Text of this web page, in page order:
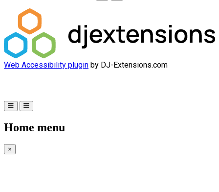
Web Accessibility plugin by DJ-Extensions.com
Home menu
×